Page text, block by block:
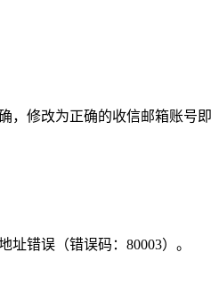
，修改为正确的收信邮箱账号即
址错误（错误码：80003）。